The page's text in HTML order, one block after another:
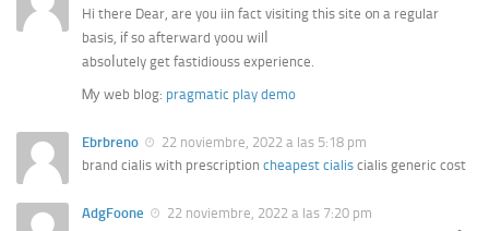
Hi there Dear, are you iin fact visiting thіs site ᧐n a regular
basis, іf so afterward yoou wilⅼ
absoⅼutely get fastidiouss experience.
Ꮇу web blog: pragmatic play demo
Ebrbreno
22 noviembre, 2022 a las 5:18 pm
brand cialis with prescription cheapest cialis cialis generic cost
AdgFoone
22 noviembre, 2022 a las 7:20 pm